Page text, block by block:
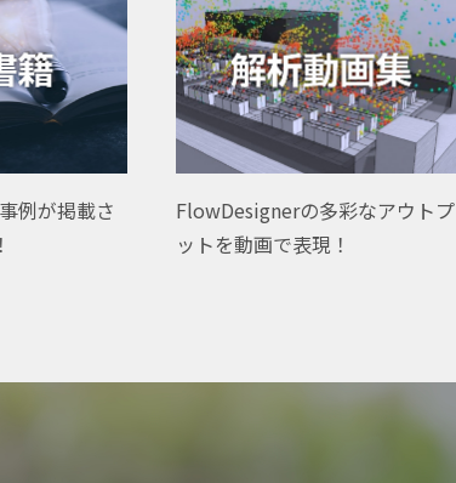
例が掲載さ
FlowDesignerの多彩なアウトプ
ットを動画で表現！